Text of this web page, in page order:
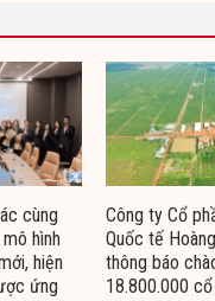
cùng
hình
hiện
ứng
Công ty Cổ
Quốc tế
thông báo
18.800.000